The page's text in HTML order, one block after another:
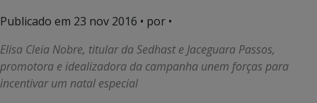
Publicado em 23 nov 2016 • por •
Elisa Cleia Nobre, titular da Sedhast e Jaceguara Passos,
promotora e idealizadora da campanha unem forças para
incentivar um natal especial